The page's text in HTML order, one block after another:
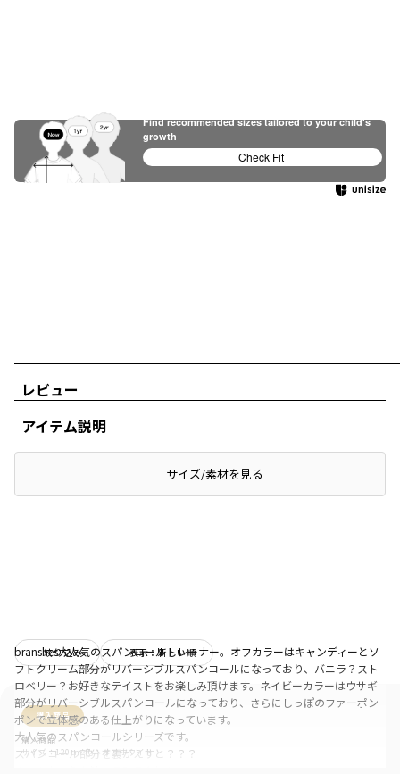
レビュー
絞り込み 表示：新しい順
購入商品
購入商品
サイズ：120cm 色：オフホワイト
アイテム説明
サイズ/素材を見る
branshes大人気のスパンコールトレーナー。オフカラーはキャンディーとソ
フトクリーム部分がリバーシブルスパンコールになっており、バニラ？スト
ロベリー？お好きなテイストをお楽しみ頂けます。ネイビーカラーはウサギ
部分がリバーシブルスパンコールになっており、さらにしっぽのファーポン
ポンで立体感のある仕上がりになっています。
大人気のスパンコールシリーズです。
スパンコール部分を裏がえすと？？？
Find recommended sizes tailored to your child's
growth
Check Fit